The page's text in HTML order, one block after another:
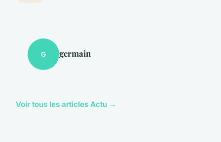
G germain
Voir tous les articles Actu →